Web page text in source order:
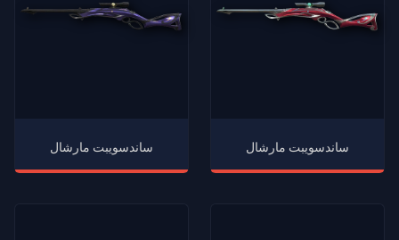
ساندسويبت مارشال ساندسويبت مارشال